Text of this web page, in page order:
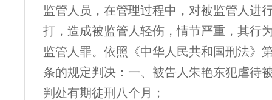
监管人员，在管理过程中，对被监管人进
打，造成被监管人轻伤，情节严重，其行
监管人罪。依照《中华人民共和国刑法》
条的规定判决：一、被告人朱艳东犯虐待
判处有期徒刑八个月；